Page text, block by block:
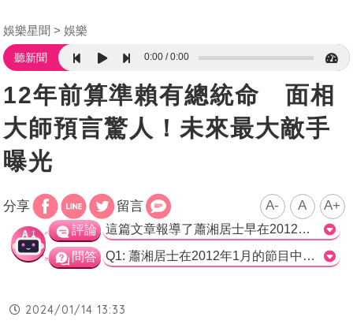
娛樂星聞 娛樂
聽新聞 0:00 0:00
12年前算準賴有總統命 面相
大師預言驚人！未來最大敵手
曝光
分享 留言 A- A A+
評論 這篇文章報導了蕭湘居士早在2012年就對賴清德的未來發展做出了準確的預測。他在當時的節目中根據賴清德的面相分析，認為他的相貌好，做人處事有分寸，並且沒有本省外省的觀念，因此看好他未來的仕途。蕭湘居士還預測了民進黨的發展趨勢，指出陳菊、蘇貞昌、謝長廷的時代已經過去，而賴清德將成為民進黨的領導人。 這篇文章提供了一個有趣的背景故事，描述了蕭湘居士當時對賴清德的評價和預測。蕭湘居士的分析並非依據科學方法，而是根據相貌和個人特質的觀察和臆測。然而，值得注意的是，相貌學並不被科學界廣泛接受，其準確性和可靠性有待商榷。 儘管如此，這樣的預測在某種程度上仍然引起了公眾的興趣和關注。許多網友也留言回應，表達了對蕭湘居士對賴清德的讚譽和認同。 然而，我們應該謹慎以待這樣的面相學預測，並不應過度依賴個人觀察和臆測來做出重大決定。政治人物的發展和成功不僅僅取決於外表和個人特質，還受到眾多外部因素的影響。因此，我們應該以更全面和客觀的角度來評估政治人物的能力和適合性。>
問答 Q1: 蕭湘居士在2012年1月的節目中，如何評價賴清德的面相？ A) 比朱立倫更好 B) 輸給朱立倫 C) 勝過吳敦義、郝龍斌、蘇嘉全 正確答案: C) 勝過吳敦義、郝龍斌、蘇嘉全 Q2: 蕭湘居士在《新聞挖挖哇》中對於賴清德的未來發展給出了什麼預測？ A) 賴清德將成為2024總統當選人 B) 賴清德將當選台南市長 C) 賴清德將成為民進黨主席 正確答案: A) 賴清德將成為2024總統當選人 Q3: 蕭湘居士在當時節目中如何評價連勝文的未來發展？ A) 連勝文具有總統命 B) 連勝文後福相不好，發展不會太好 C) 連勝文與賴清德是伯仲之間 正確答案: B) 連勝文後福相不好，發展不會太好
2024/01/14 13:33